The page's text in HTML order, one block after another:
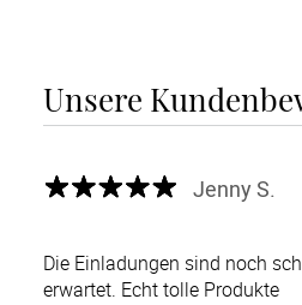
Unsere
Jenny S.
Die Einladungen sind noch
erwartet. Echt tolle Produkte